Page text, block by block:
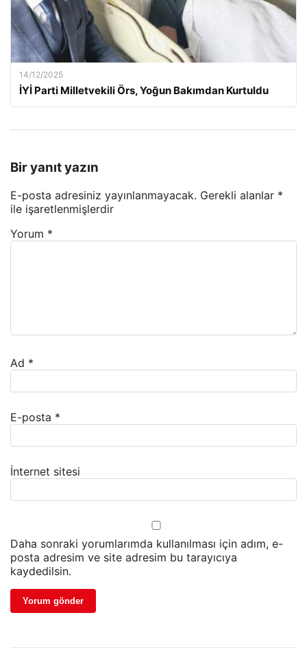
14/12/2025
İYİ Parti Milletvekili Örs, Yoğun Bakımdan Kurtuldu
Bir yanıt yazın
E-posta adresiniz yayınlanmayacak. Gerekli alanlar *
ile işaretlenmişlerdir
Yorum *
Ad *
E-posta *
İnternet sitesi
Daha sonraki yorumlarımda kullanılması için adım, e-
posta adresim ve site adresim bu tarayıcıya
kaydedilsin.